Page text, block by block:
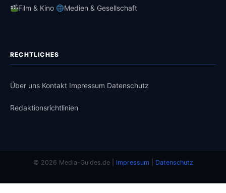
Film & Kino Medien & Gesellschaft
RECHTLICHES
Über uns Kontakt Impressum Datenschutz
Redaktionsrichtlinien
© 2026 Media-Guides.de | Impressum Datenschutz